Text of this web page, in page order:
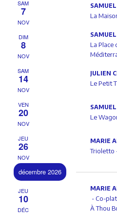
SAM
7
NOV
La
DIM
8
NOV
La Place
SAM
14
NOV
JULIEN
Le Petit
VEN
20
NOV
Le
JEU
26
NOV
MARIE
Trioletto
décembre 2026
JEU
10
DÉC
MARIE
- Co-
À Thou